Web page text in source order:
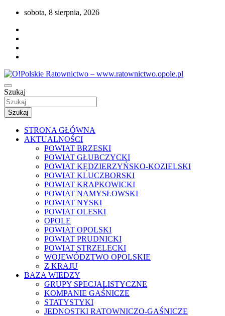
Przejdź
treści
sobota, 8 sierpnia, 2026
O!Polskie Ratownictwo –
www.ratownictwo.opole.pl
Portal opolskiego i polskiego ratownictwa.
Szukaj
Szukaj
STRONA GŁÓWNA
AKTUALNOŚCI
POWIAT BRZESKI
POWIAT GŁUBCZYCKI
POWIAT KĘDZIERZYŃSKO-KOZIELSKI
POWIAT KLUCZBORSKI
POWIAT KRAPKOWICKI
POWIAT NAMYSŁOWSKI
POWIAT NYSKI
POWIAT OLESKI
OPOLE
POWIAT OPOLSKI
POWIAT PRUDNICKI
POWIAT STRZELECKI
WOJEWÓDZTWO OPOLSKIE
Z KRAJU
BAZA WIEDZY
GRUPY SPECJALISTYCZNE
KOMPANIE GAŚNICZE
STATYSTYKI
JEDNOSTKI RATOWNICZO-GAŚNICZE